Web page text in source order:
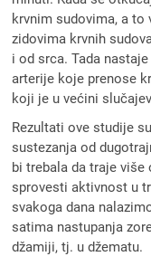
krvnim sudovima, a
zidovima krvnih
i od srca. Tada
arterije koje prenose
koji je u većini
Rezultati ove studije
sustezanja od
bi trebala da traje
sprovesti aktivnost u
svakoga dana
satima nastupanja
džamiji, tj. u džematu.